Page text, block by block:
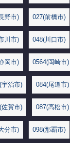
野市) 027(前橋市)
川市) 048(川口市)
岡市) 0564(岡崎市)
宇治市) 084(尾道市)
佐賀市) 087(高松市)
分市) 098(那覇市)